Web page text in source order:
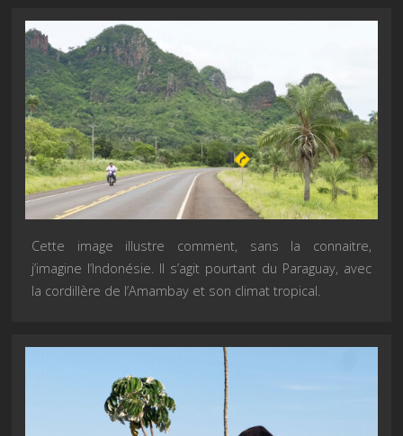
Cette image illustre comment, sans la connaitre,
j’imagine l’Indonésie. Il s’agit pourtant du Paraguay, avec
la cordillère de l’Amambay et son climat tropical.